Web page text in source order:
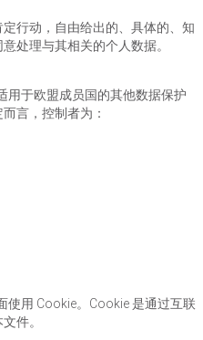
行动，自由给出的、具体的、知
处理与其相关的个人数据。
用于欧盟成员国的其他数据保护
言，控制者为：
使用 Cookie。Cookie 是通过互联
件。